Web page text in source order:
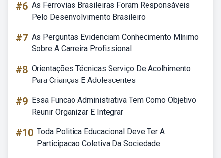
#6 As Ferrovias Brasileiras Foram Responsáveis
Pelo Desenvolvimento Brasileiro
#7 As Perguntas Evidenciam Conhecimento Mínimo
Sobre A Carreira Profissional
#8 Orientações Técnicas Serviço De Acolhimento
Para Crianças E Adolescentes
#9 Essa Funcao Administrativa Tem Como Objetivo
Reunir Organizar E Integrar
#10 Toda Politica Educacional Deve Ter A
Participacao Coletiva Da Sociedade